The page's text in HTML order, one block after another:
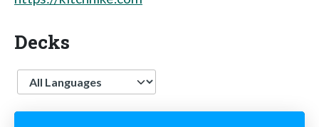
Decks
Language